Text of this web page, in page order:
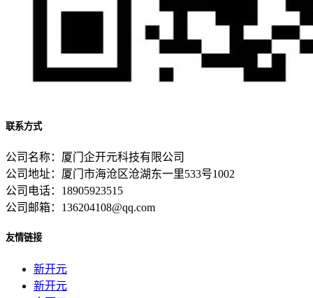
联系方式
公司名称：厦门企开元科技有限公司
公司地址：厦门市海沧区沧湖东一里533号1002
公司电话：18905923515
公司邮箱：136204108@qq.com
友情链接
新开元
新开元